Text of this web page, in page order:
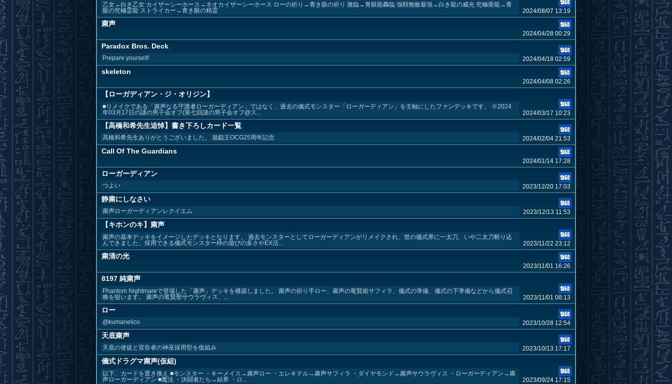
乙女→白き乙女 カイザーシーホース→ネオカイザーシーホース ローの祈り→青き眼の祈り 激臨→青眼龍轟臨 強靱無敵最強→白き龍の威光 究極亜龍→青
眼の究極霊龍 ストライカー→青き眼の精霊
2024/08/07 13:19
粛声
2024/04/28 00:29
Paradox Bros. Deck
Prepare yourself! 2024/04/18 02:59
skeleton
2024/04/08 02:26
【ローガディアン・ジ・オリジン】
■リメイクである「粛声なる守護者ローガーディアン」ではなく、過去の儀式モンスター「ローガーディアン」を主軸にしたファンデッキです。 ※2024
年03月17日の謎の男子会オフ(第七回謎の男子会オフ@ス...
2024/03/17 10:23
【高橋和希先生追悼】書き下ろしカード一覧
高橋和希先生ありがとうございました。 遊戯王OCG25周年記念 2024/02/04 21:53
Call Of The Guardians
2024/01/14 17:28
ローガーディアン
つよい 2023/12/20 17:03
静粛にしなさい
粛声ローガーディアンレクイエム 2023/12/13 11:53
【キホンのキ】粛声
粛声の基本デッキをイメージしたデッキとなります。 過去モンスターとしてローガーディアンがリメイクされ、世の儀式界に一太刀、いや二太刀斬り込
んできました。採用できる儀式モンスター枠の遊びの多さやEX活...
2023/11/22 23:12
粛清の光
2023/11/01 16:26
8197 純粛声
Phantom Nightmareで登場した「粛声」デッキを構築しました。 粛声の祈り手ロー、粛声の竜賢姫サフィラ、儀式の準備、儀式の下準備などから儀式召
喚を狙います。 粛声の竜賢聖サウラヴィス、...
2023/11/01 08:13
ロー
@kumanelico 2023/10/28 12:54
天底粛声
天底の使徒と宣告者の神巫採用型を仮組み 2023/10/13 17:17
儀式ドラグマ粛声(仮組)
以下、カードを置き換え ■モンスター ・キーメイス→粛声ロー ・エレキテル→粛声サフィラ ・ダイヤモンド→粛声サウラヴィス ・ローガーディアン→粛
声ローガーディアン ■魔法 ・決闘者たち→結界 ・ロ...
2023/09/24 17:15